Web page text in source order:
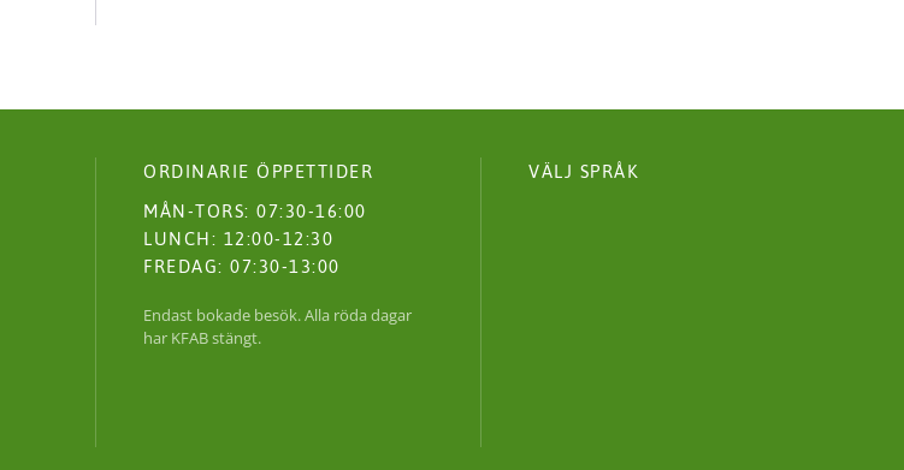
ORDINARIE ÖPPETTIDER
MÅN-TORS: 07:30-16:00
LUNCH: 12:00-12:30
FREDAG: 07:30-13:00
Endast bokade besök. Alla röda dagar
har KFAB stängt.
VÄLJ SPRÅK